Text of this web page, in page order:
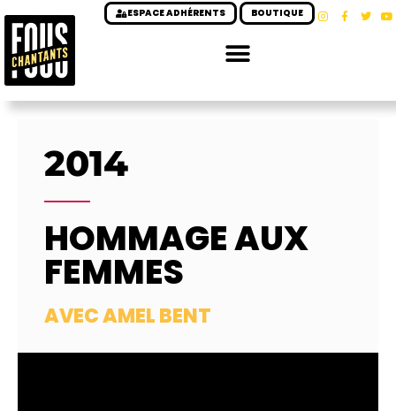
ESPACE ADHÉRENTS BOUTIQUE
2014
HOMMAGE AUX
FEMMES
AVEC AMEL BENT